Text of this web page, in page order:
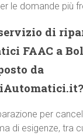
le domande più
di
FAAC a
da
per
di esigenze, tra